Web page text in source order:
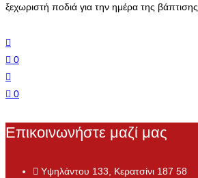
ξεχωριστή ποδιά για την ημέρα της βάπτισης.
0
0
Επικοινωνήστε μαζί μας
Υψηλάντου 133, Κερατσίνι 187 58